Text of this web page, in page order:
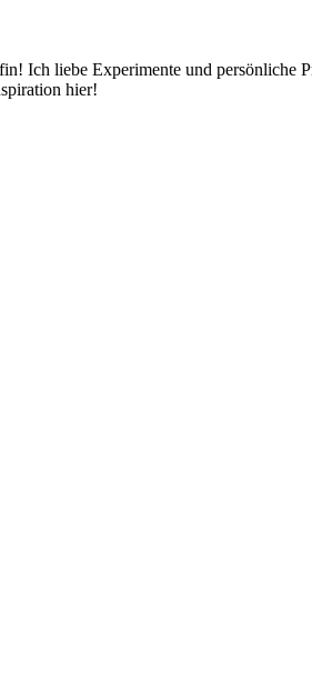
Ich liebe Experimente und persönliche
hier!